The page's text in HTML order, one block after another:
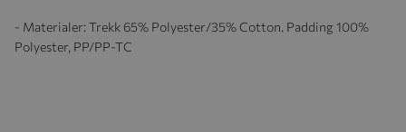
- Materialer: Trekk 65% Polyester/35% Cotton. Padding 100%
Polyester, PP/PP-TC